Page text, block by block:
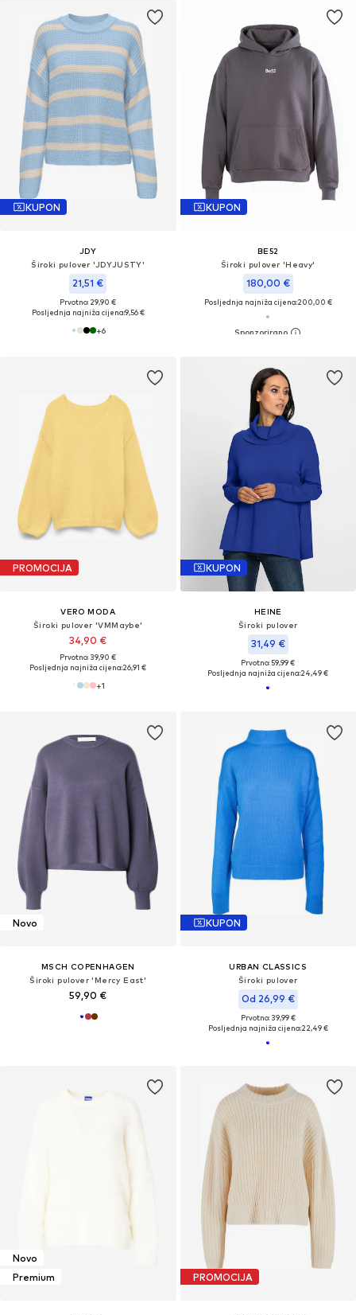
KUPON
JDY
Široki pulover 'JDYJUSTY'
21,51 €
Prvotno: 29,90 €
Posljednja najniža cijena:9,56 €
+6
KUPON
BE52
Široki pulover 'Heavy'
180,00 €
Posljednja najniža cijena:200,00 €
PROMOCIJA
VERO MODA
Široki pulover 'VMMaybe'
34,90 €
Prvotno: 39,90 €
Posljednja najniža cijena:26,91 €
+1
KUPON
HEINE
Široki pulover
31,49 €
Prvotno: 59,99 €
Posljednja najniža cijena:24,49 €
Novo
MSCH COPENHAGEN
Široki pulover 'Mercy East'
59,90 €
KUPON
URBAN CLASSICS
Široki pulover
Od 26,99 €
Prvotno: 39,99 €
Posljednja najniža cijena:22,49 €
Novo
Premium
PROMOCIJA